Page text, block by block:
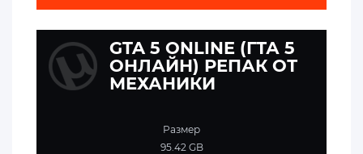
GTA 5 ONLINE (ГТА 5
ОНЛАЙН) РЕПАК ОТ
МЕХАНИКИ
Размер
95.42 GB